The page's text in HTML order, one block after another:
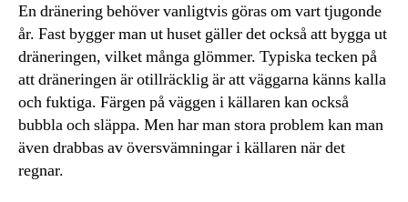
En dränering behöver vanligtvis göras om vart tjugonde
år. Fast bygger man ut huset gäller det också att bygga ut
dräneringen, vilket många glömmer. Typiska tecken på
att dräneringen är otillräcklig är att väggarna känns kalla
och fuktiga. Färgen på väggen i källaren kan också
bubbla och släppa. Men har man stora problem kan man
även drabbas av översvämningar i källaren när det
regnar.